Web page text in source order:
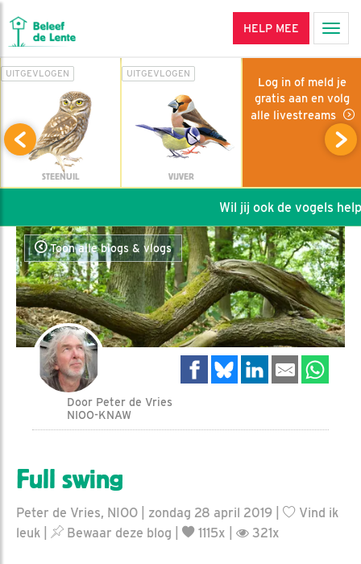
HELP MEE
UITGEVLOGEN
STEENUIL
UITGEVLOGEN
VIJVER
Log in of meld je
gratis aan en volg
alle livestreams
Wil jij ook de vogels
Toon alle blogs & vlogs
Door Peter de Vries
NIOO-KNAW
Full swing
Peter de Vries, NIOO | zondag 28 april 2019 |
Vind ik
leuk
Bewaar deze blog 1115x | 321x